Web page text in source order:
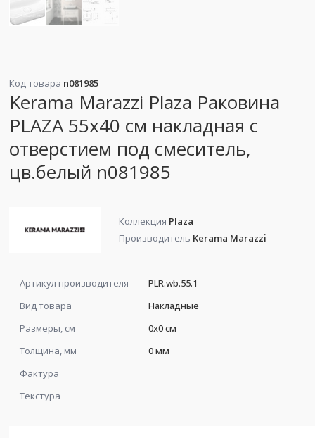
Код товара n081985
Kerama Marazzi Plaza Раковина
PLAZA 55х40 cм накладная с
отверстием под смеситель,
цв.белый n081985
Коллекция Plaza
Производитель Kerama Marazzi
Артикул производителя
PLR.wb.55.1
Вид товара
Накладные
Размеры, см
0x0 см
Толщина, мм
0 мм
Фактура
Текстура